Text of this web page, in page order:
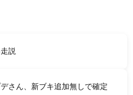
！」 ワイ「嘘つけバーカｗ」⇒w
説
デさん、新ブキ追加無しで確定